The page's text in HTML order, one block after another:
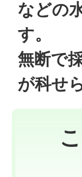
などの
す。
無断で
が科せ